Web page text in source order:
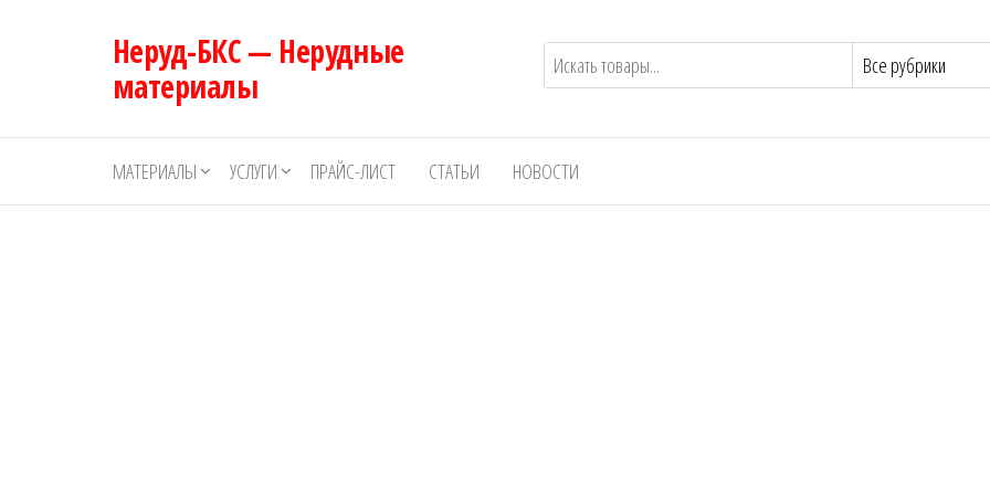
Неруд-БКС — Нерудные
материалы
МАТЕРИАЛЫ УСЛУГИ ПРАЙС-ЛИСТ СТАТЬИ НОВОСТИ